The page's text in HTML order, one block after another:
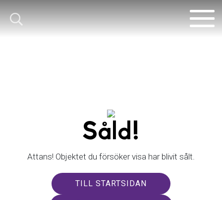
Såld!
Attans! Objektet du försöker visa har blivit sålt.
TILL STARTSIDAN